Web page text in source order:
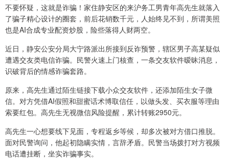
不要怀疑，这就是诈骗！家住静安区的来沪务工男青年高先生就落入
了骗子精心设计的圈套，前后花销数千元，人始终见不到，所谓美照
也是AI合成专业配资炒股，险些落得人财两空。
近日，静安公安分局大宁路派出所接到反诈预警，辖区男子高某疑似
遭遇交友类电信诈骗。民警火速上门核查，一条交友软件暧昧消息，
识破背后的情感诈骗套路。
原来，高先生通过陌生链接下载小众交友软件，还添加陌生女子微
信。对方凭借AI假照和甜蜜话术博取信任，以做头发、买衣服等理由
索要红包。高先生无视微信风险提醒，累计转账2950元。
高先生一心想要线下见面，专程返乡等候，却多次被对方借口推脱。
面对民警询问，他起初隐瞒实情，言辞矛盾。民警当场拨打对方视频
电话遭挂断，坐实诈骗事实。